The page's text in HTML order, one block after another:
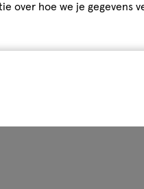
over hoe we je gegevens